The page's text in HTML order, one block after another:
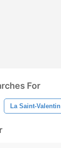
For
La Saint-Valentin